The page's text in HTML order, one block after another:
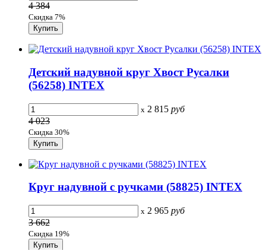
4 384
Скидка 7%
Детский надувной круг Хвост Русалки
(56258) INTEX
x 2 815 руб
4 023
Скидка 30%
Круг надувной с ручками (58825) INTEX
x 2 965 руб
3 662
Скидка 19%